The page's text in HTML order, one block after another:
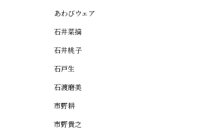
あわびウェア
石井菜摘
石井桃子
石戸生
石渡磨美
市野耕
市野貴之